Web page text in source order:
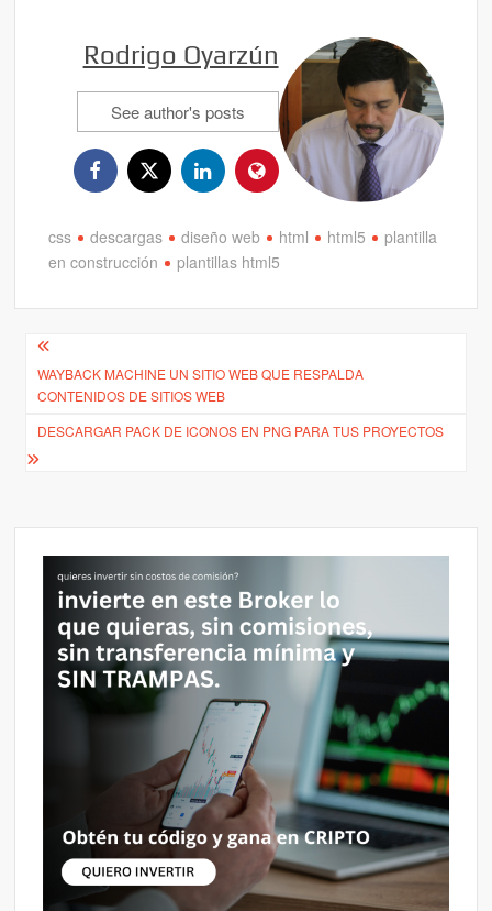
Rodrigo Oyarzún
See author's posts
css descargas diseño web html html5
plantilla
en construcción
plantillas html5
Navegación
de
entradas
WAYBACK MACHINE UN SITIO WEB QUE RESPALDA
CONTENIDOS DE SITIOS WEB
DESCARGAR PACK DE ICONOS EN PNG PARA TUS PROYECTOS